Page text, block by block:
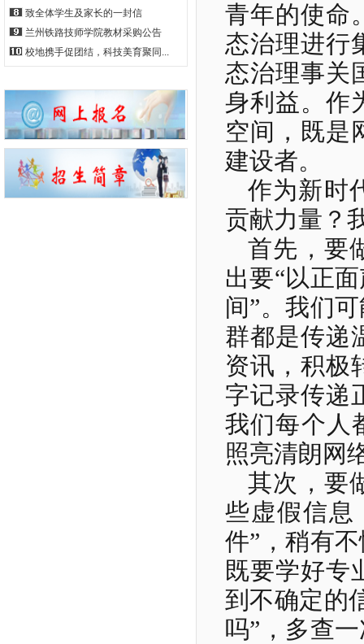
致全体学生及家长的一封信
兰州铁路技师学院教材采购公告
校地携手促团结，科技美育聚同...
青年的使命
态治理进行
态治理事关
身利益。作
空间，既是
建设者。
作为新时
贡献力量？
首先，要
出要“以正
间”。我们
群都是传递
资讯，积极
字记录传递
我们每个人
照亮清朗网
其次，要
些虚假信息
件”，稍有
既要学好专
到不确定的
吗”，多查